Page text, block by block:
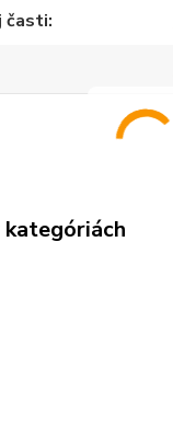
časti